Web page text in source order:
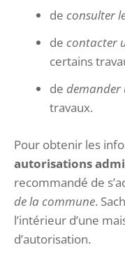
de consulter
de contacter
certains
de demander
travaux.
Pour obtenir les
autorisations
recommandé de
de la commune.
l’intérieur d’une
d’autorisation.